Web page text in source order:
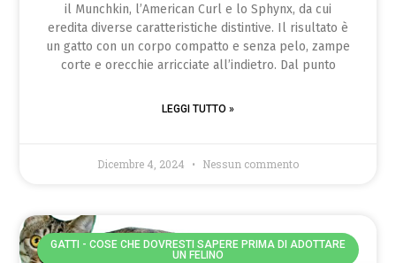
il Munchkin, l’American Curl e lo Sphynx, da cui
eredita diverse caratteristiche distintive. Il risultato è
un gatto con un corpo compatto e senza pelo, zampe
corte e orecchie arricciate all’indietro. Dal punto
LEGGI TUTTO »
Dicembre 4, 2024 Nessun commento
GATTI - COSE CHE DOVRESTI SAPERE PRIMA DI ADOTTARE
UN FELINO